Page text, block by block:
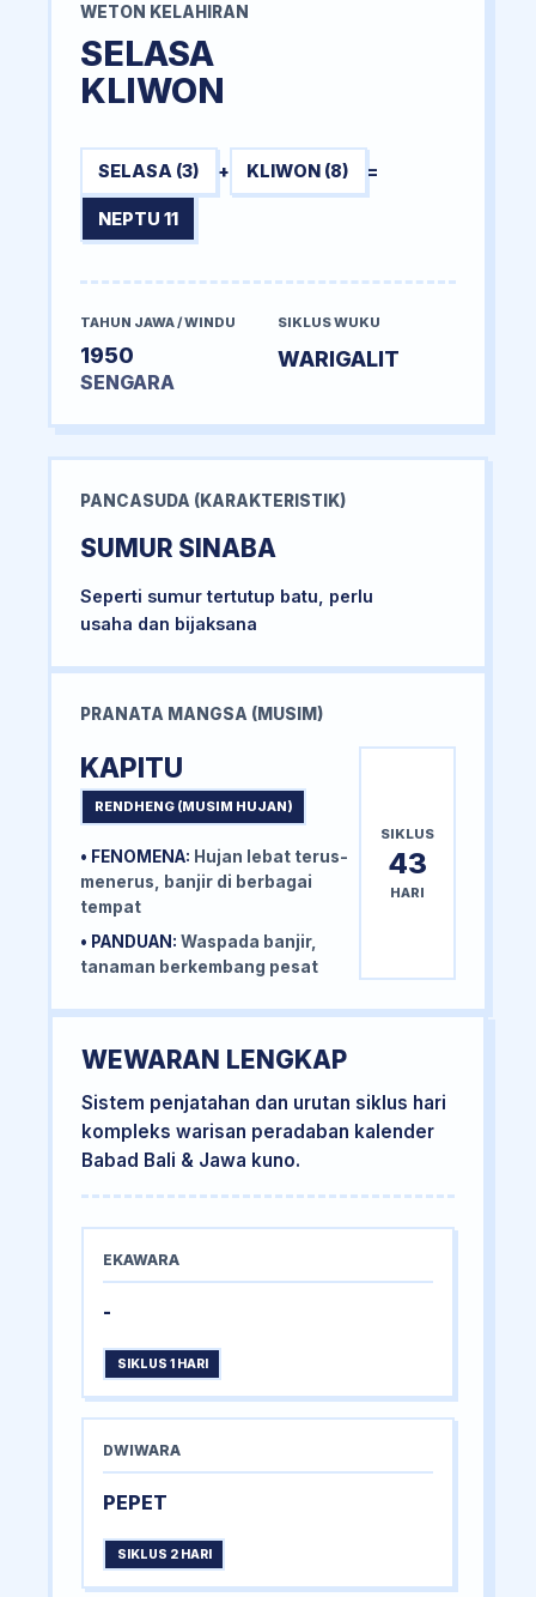
WETON KELAHIRAN
SELASA
KLIWON
SELASA (3) + KLIWON (8) =
NEPTU 11
TAHUN JAWA / WINDU
1950
SENGARA
SIKLUS WUKU
WARIGALIT
PANCASUDA (KARAKTERISTIK)
SUMUR SINABA
Seperti sumur tertutup batu, perlu
usaha dan bijaksana
PRANATA MANGSA (MUSIM)
KAPITU
RENDHENG (MUSIM HUJAN)
• FENOMENA: Hujan lebat terus-
menerus, banjir di berbagai
tempat
• PANDUAN: Waspada banjir,
tanaman berkembang pesat
SIKLUS
43
HARI
WEWARAN LENGKAP
Sistem penjatahan dan urutan siklus hari
kompleks warisan peradaban kalender
Babad Bali & Jawa kuno.
EKAWARA
-
SIKLUS 1 HARI
DWIWARA
PEPET
SIKLUS 2 HARI